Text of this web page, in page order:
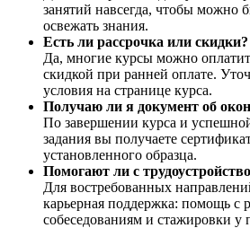
занятий навсегда, чтобы можно
освежать знания.
Есть ли рассрочка или скидки?
Да, многие курсы можно
скидкой при ранней оплате.
условия на странице курса.
Получаю ли я документ об
По завершении курса и
задания вы получаете
установленного образца.
Помогают ли с
Для востребованных
карьерная поддержка: помощь с
собеседованиям и стажировки у